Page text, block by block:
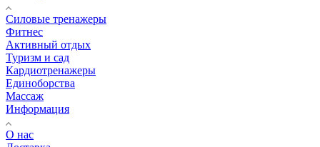
Силовые тренажеры
Фитнес
Активный отдых
Туризм и сад
Кардиотренажеры
Единоборства
Массаж
Информация
О нас